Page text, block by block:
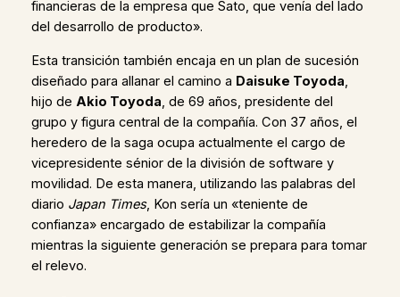
financieras de la empresa que Sato, que venía del lado
del desarrollo de producto».
Esta transición también encaja en un plan de sucesión
diseñado para allanar el camino a Daisuke Toyoda,
hijo de Akio Toyoda, de 69 años, presidente del
grupo y figura central de la compañía. Con 37 años, el
heredero de la saga ocupa actualmente el cargo de
vicepresidente sénior de la división de software y
movilidad. De esta manera, utilizando las palabras del
diario Japan Times, Kon sería un «teniente de
confianza» encargado de estabilizar la compañía
mientras la siguiente generación se prepara para tomar
el relevo.